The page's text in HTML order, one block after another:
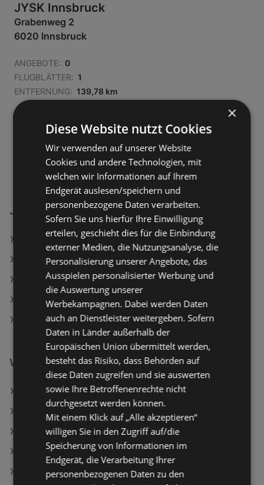
JYSK Innsbruck
Grabenweg 2
6020 Innsbruck
ANGEBOTE: 0
FLUGBLÄTTER: 1
ENTFERNUNG: 139,78 km
Montag - Freitag
09:00- 18:00 Uhr
09:00 17:00 Uhr
JYSK Filialen in:
JYSK in Feldkirchen in Kärnten
JYSK in Schwechat
JYSK in Waidhofen an der Thaya
JYSK in Asten
JYSK in Pinsdorf
Weiterführende Links
JYSK Angebote
Hagebau Lieb Markt Angebote
bellaflora Angebote
Aktuelle OBI Flugblätter
Aktuelle Dehner Garten-Center Flugblätter
×
Diese Website nutzt Cookies
Wir verwenden auf unserer Website
Cookies und andere Technologien, mit
welchen wir Informationen auf Ihrem
Endgerät auslesen/speichern und
personenbezogene Daten verarbeiten.
Sofern Sie uns hierfür Ihre Einwilligung
erteilen, geschieht dies für die Einbindung
externer Medien, die Nutzungsanalyse, die
Personalisierung unserer Angebote, das
Ausspielen personalisierter Werbung und
die Auswertung unserer
Werbekampagnen. Dabei werden Daten
auch an Dienstleister weitergeben. Sofern
Daten in Länder außerhalb der
Europäischen Union übermittelt werden,
besteht das Risiko, dass Behörden auf
diese Daten zugreifen und sie auswerten
sowie Ihre Betroffenenrechte nicht
durchgesetzt werden können.
Mit einem Klick auf „Alle akzeptieren“
willigen Sie in den Zugriff auf/die
Speicherung von Informationen im
Endgerät, die Verarbeitung Ihrer
personenbezogenen Daten zu den